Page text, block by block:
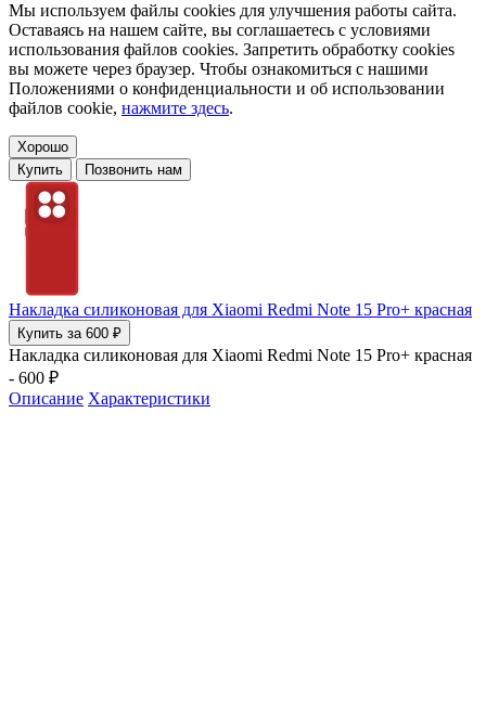
Мы используем файлы cookies для улучшения работы сайта.
Оставаясь на нашем сайте, вы соглашаетесь с условиями
использования файлов cookies. Запретить обработку cookies
вы можете через браузер. Чтобы ознакомиться с нашими
Положениями о конфиденциальности и об использовании
файлов cookie, нажмите здесь.
Хорошо
Купить
Позвонить нам
Накладка силиконовая для Xiaomi Redmi Note 15 Pro+ красная
Купить за 600 ₽
Накладка силиконовая для Xiaomi Redmi Note 15 Pro+ красная
- 600 ₽
Описание Характеристики